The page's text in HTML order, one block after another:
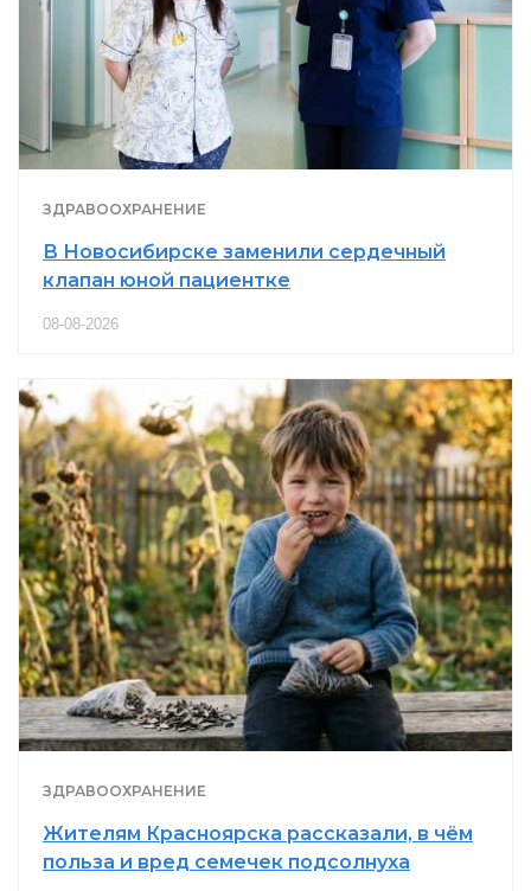
ЗДРАВООХРАНЕНИЕ
В Новосибирске заменили сердечный
клапан юной пациентке
08-08-2026
ЗДРАВООХРАНЕНИЕ
Жителям Красноярска рассказали, в чём
польза и вред семечек подсолнуха